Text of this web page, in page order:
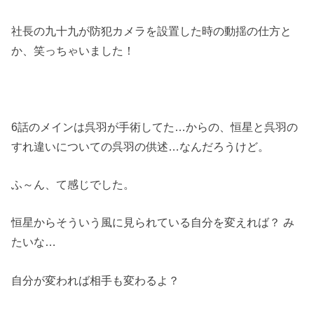
社長の九十九が防犯カメラを設置した時の動揺の仕方と
か、笑っちゃいました！
6話のメインは呉羽が手術してた…からの、恒星と呉羽の
すれ違いについての呉羽の供述…なんだろうけど。
ふ～ん、て感じでした。
恒星からそういう風に見られている自分を変えれば？ み
たいな…
自分が変われば相手も変わるよ？